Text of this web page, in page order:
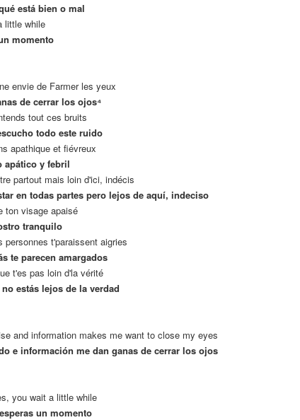
está bien o mal
little while
momento
envie de Farmer les yeux
de cerrar los ojos⁴
tout ces bruits
todo este ruido
apathique et fiévreux
apático y febril
partout mais loin d'ici, indécis
en todas partes pero lejos de aquí, indeciso
ton visage apaisé
tranquilo
personnes t'paraissent aigries
te parecen amargados
t'es pas loin d'la vérité
estás lejos de la verdad
and information makes me want to close my eyes
e información me dan ganas de cerrar los ojos
you wait a little while
un momento